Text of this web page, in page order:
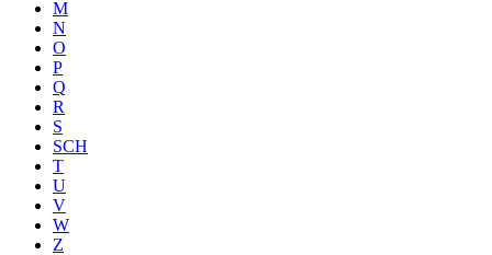
M
N
O
P
Q
R
S
SCH
T
U
V
W
Z